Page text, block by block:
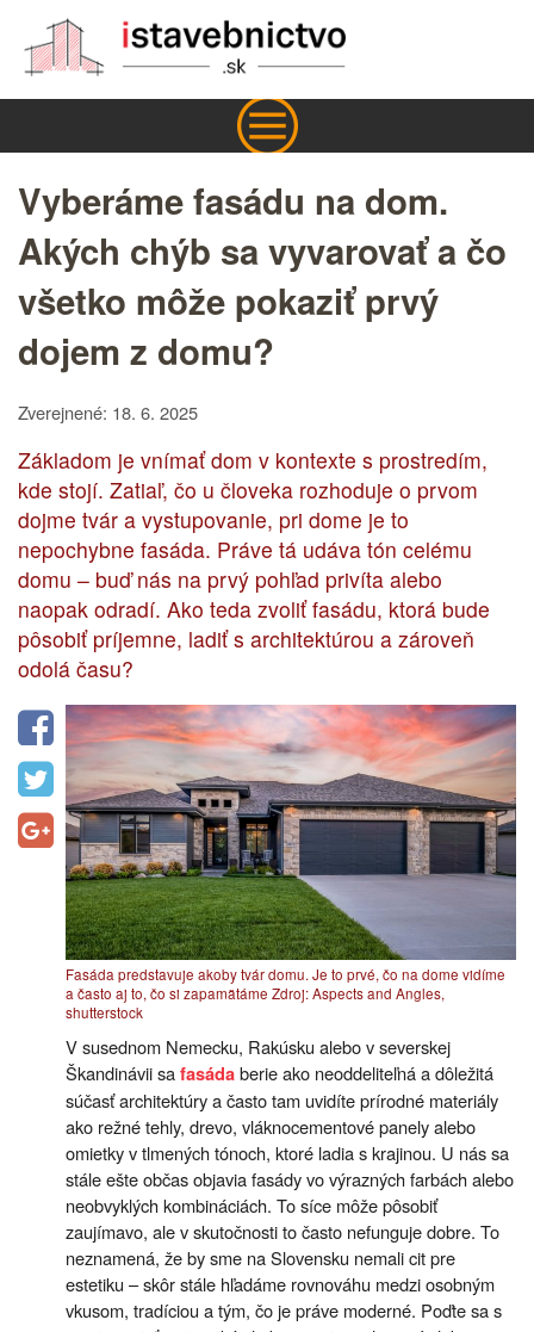
Vyberáme fasádu na dom.
Akých chýb sa vyvarovať a čo
všetko môže pokaziť prvý
dojem z domu?
Zverejnené: 18. 6. 2025
Základom je vnímať dom v kontexte s prostredím,
kde stojí. Zatiaľ, čo u človeka rozhoduje o prvom
dojme tvár a vystupovanie, pri dome je to
nepochybne fasáda. Práve tá udáva tón celému
domu – buď nás na prvý pohľad privíta alebo
naopak odradí. Ako teda zvoliť fasádu, ktorá bude
pôsobiť príjemne, ladiť s architektúrou a zároveň
odolá času?
Fasáda predstavuje akoby tvár domu. Je to prvé, čo na dome vidíme
a často aj to, čo si zapamätáme Zdroj: Aspects and Angles,
shutterstock
V susednom Nemecku, Rakúsku alebo v severskej
Škandinávii safasádaberie ako neoddeliteľná a dôležitá
súčasť architektúry a často tam uvidíte prírodné materiály
ako režné tehly, drevo, vláknocementové panely alebo
omietky v tlmených tónoch, ktoré ladia s krajinou. U nás sa
stále ešte občas objavia fasády vo výrazných farbách alebo
neobvyklých kombináciách. To síce môže pôsobiť
zaujímavo, ale v skutočnosti to často nefunguje dobre. To
neznamená, že by sme na Slovensku nemali cit pre
estetiku – skôr stále hľadáme rovnováhu medzi osobným
vkusom, tradíciou a tým, čo je práve moderné. Poďte sa s